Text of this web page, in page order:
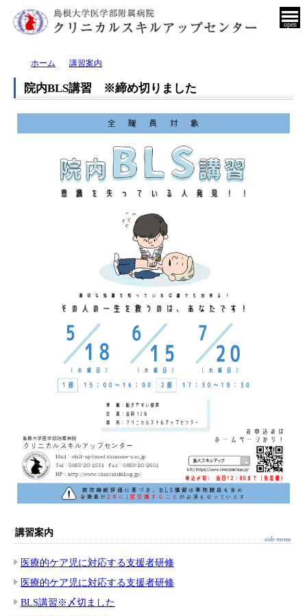
open
ホーム 講習案内
院内BLS講習 ※締め切りました
講習案内
医療的ケア児に対応する支援者研修
医療的ケア児に対応する支援者研修
BLS講習※〆切ました